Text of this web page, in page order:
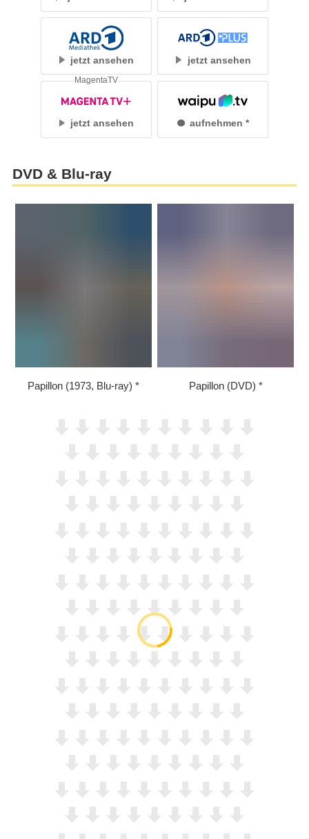
jetzt ansehen jetzt ansehen
jetzt ansehen
MagentaTV
aufnehmen
DVD & Blu-ray
Papillon (1973, Blu-ray) Papillon (DVD)